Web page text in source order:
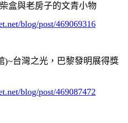
盒與老房子的文青小物
blog/post/469069316
)~台灣之光，巴黎發明展得獎
blog/post/469087472